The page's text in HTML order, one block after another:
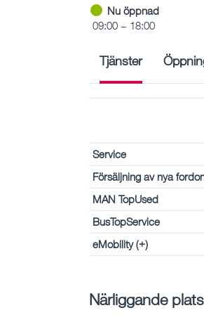
Nu öppnad
09:00 – 18:00
Tjänster
Service
Försäljning av nya
MAN TopUsed
BusTopService
eMobility (+)
Närliggande